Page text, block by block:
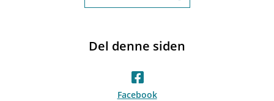
Del denne siden
Facebook